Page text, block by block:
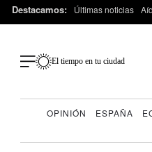
Destacamos: Últimas noticias
El tiempo en tu ciudad
OPINIÓN ESPAÑA